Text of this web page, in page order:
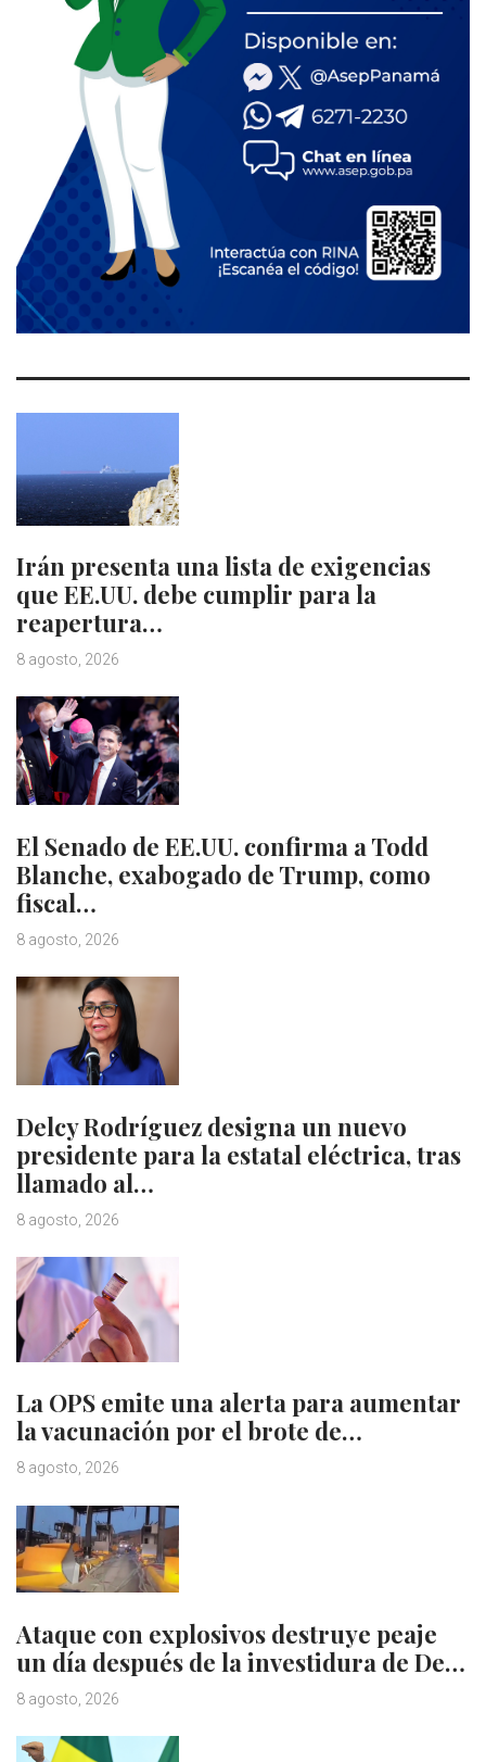
Irán presenta una lista de exigencias
que EE.UU. debe cumplir para la
reapertura…
8 agosto, 2026
El Senado de EE.UU. confirma a Todd
Blanche, exabogado de Trump, como
fiscal…
8 agosto, 2026
Delcy Rodríguez designa un nuevo
presidente para la estatal eléctrica, tras
llamado al…
8 agosto, 2026
La OPS emite una alerta para aumentar
la vacunación por el brote de…
8 agosto, 2026
Ataque con explosivos destruye peaje
un día después de la investidura de De…
8 agosto, 2026